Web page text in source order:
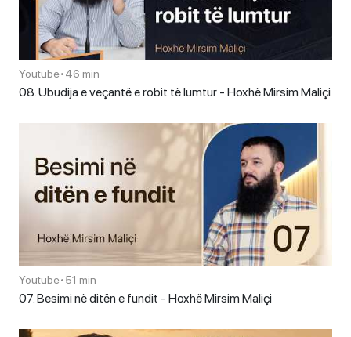
Youtube•46 min
08. Ubudija e veçantë e robit të lumtur - Hoxhë Mirsim Maliçi
Youtube•51 min
07. Besimi në ditën e fundit - Hoxhë Mirsim Maliçi